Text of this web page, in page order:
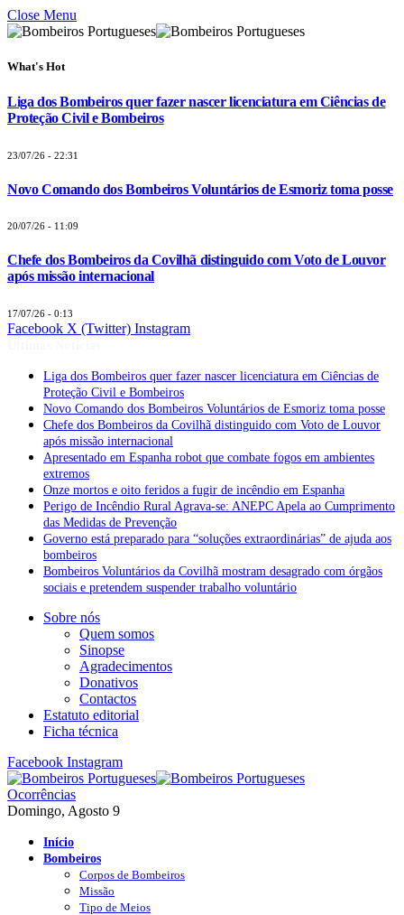
Close Menu
What's Hot
Liga dos Bombeiros quer fazer nascer licenciatura em Ciências de
Proteção Civil e Bombeiros
23/07/26 - 22:31
Novo Comando dos Bombeiros Voluntários de Esmoriz toma posse
20/07/26 - 11:09
Chefe dos Bombeiros da Covilhã distinguido com Voto de Louvor
após missão internacional
17/07/26 - 0:13
Facebook X (Twitter) Instagram
Liga dos Bombeiros quer fazer nascer licenciatura em Ciências de
Proteção Civil e Bombeiros
Novo Comando dos Bombeiros Voluntários de Esmoriz toma posse
Chefe dos Bombeiros da Covilhã distinguido com Voto de Louvor
após missão internacional
Apresentado em Espanha robot que combate fogos em ambientes
extremos
Onze mortos e oito feridos a fugir de incêndio em Espanha
Perigo de Incêndio Rural Agrava-se: ANEPC Apela ao Cumprimento
das Medidas de Prevenção
Governo está preparado para “soluções extraordinárias” de ajuda aos
bombeiros
Bombeiros Voluntários da Covilhã mostram desagrado com órgãos
sociais e pretendem suspender trabalho voluntário
Sobre nós
Quem somos
Sinopse
Agradecimentos
Donativos
Contactos
Estatuto editorial
Ficha técnica
Facebook Instagram
Ocorrências
Domingo, Agosto 9
Início
Bombeiros
Corpos de Bombeiros
Missão
Tipo de Meios